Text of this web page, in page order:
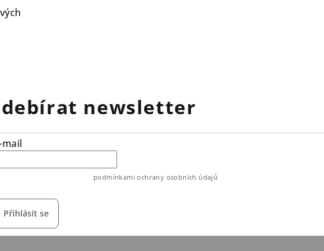
newsletter
mail
podmínkami ochrany osobních údajů
Přihlásit se